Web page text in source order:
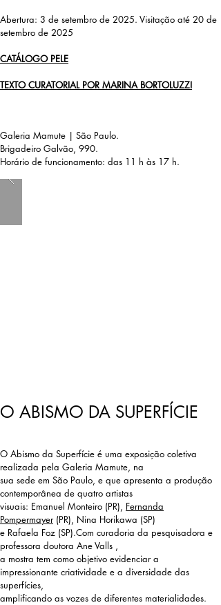
Abertura: 3 de setembro de 2025. Visitação até 20 de
setembro de 2025
CATÁLOGO PELE
TEXTO CURATORIAL POR MARINA BORTOLUZZI
Galeria Mamute | São Paulo.
Brigadeiro Galvão, 990.
Horário de funcionamento: das 11 h às 17 h.
O ABISMO DA SUPERFÍCIE
O Abismo da Superfície é uma exposição coletiva
realizada pela Galeria Mamute, na
sua sede em São Paulo, e que apresenta a produção
contemporânea de quatro artistas
visuais: Emanuel Monteiro (PR), Fernanda
Pompermayer(PR), Nina Horikawa (SP)
e Rafaela Foz (SP).Com curadoria da pesquisadora e
professora doutora Ane Valls ,
a mostra tem como objetivo evidenciar a
impressionante criatividade e a diversidade das
superfícies,
amplificando as vozes de diferentes materialidades.